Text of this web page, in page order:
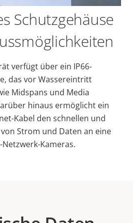
Schutzgehäuse
verfügt über ein IP66-
das vor Wassereintritt
Midspans und Media
hinaus ermöglicht ein
Kabel den schnellen und
Strom und Daten an eine
Netzwerk-Kameras.